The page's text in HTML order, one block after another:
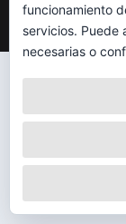
Qué
funcionamiento
servicios. Puede
necesarias o